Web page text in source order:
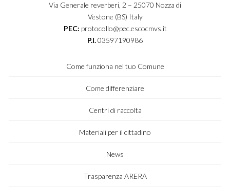
Via Generale reverberi, 2 – 25070 Nozza di
Vestone (BS) Italy
PEC: protocollo@pec.escocmvs.it
P.I.03597190986
Come funziona nel tuo Comune
Come differenziare
Centri di raccolta
Materiali per il cittadino
News
Trasparenza ARERA